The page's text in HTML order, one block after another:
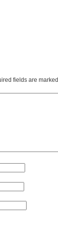
fields are marked